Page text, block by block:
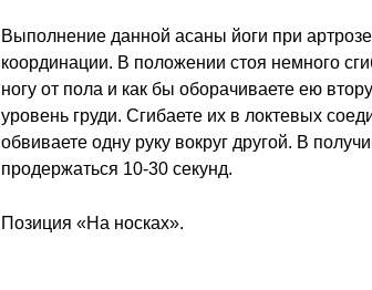
Выполнение данной асаны йоги при
координации. В положении стоя немного
ногу от пола и как бы оборачиваете ею
уровень груди. Сгибаете их в локтевых
обвиваете одну руку вокруг другой. В
продержаться 10-30 секунд.
Позиция «На носках».